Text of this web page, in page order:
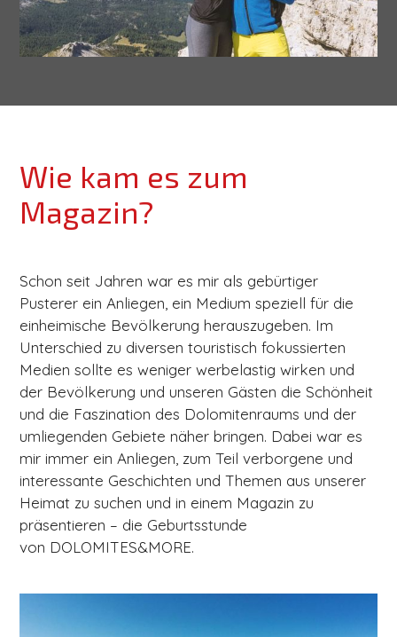
Wie kam es zum
Magazin?
Schon seit Jahren war es mir als gebürtiger
Pusterer ein Anliegen, ein Medium speziell für die
einheimische Bevölkerung herauszugeben. Im
Unterschied zu diversen touristisch fokussierten
Medien sollte es weniger werbelastig wirken und
der Bevölkerung und unseren Gästen die Schönheit
und die Faszination des Dolomitenraums und der
umliegenden Gebiete näher bringen. Dabei war es
mir immer ein Anliegen, zum Teil verborgene und
interessante Geschichten und Themen aus unserer
Heimat zu suchen und in einem Magazin zu
präsentieren – die Geburtsstunde
von DOLOMITES&MORE.